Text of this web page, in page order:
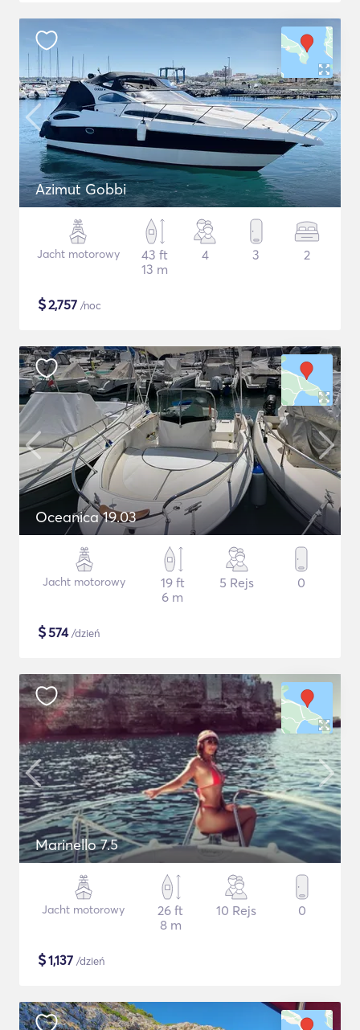
Azimut Gobbi
Jacht motorowy
43 ft
13 m
4 3 2
$2,757 /noc
Oceanica 19.03
Jacht motorowy
19 ft
6 m
5 Rejs 0
$574/dzień
Marinello 7.5
Jacht motorowy
26 ft
8 m
10 Rejs 0
$1,137 /dzień